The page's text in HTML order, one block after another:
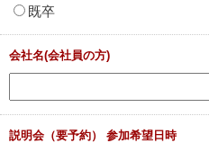
既卒
会社名(会社員の方)
説明会（要予約） 参加希望日時